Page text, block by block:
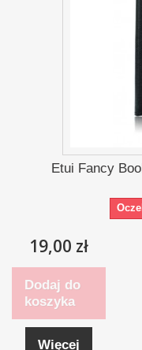
Etui Fancy
19,00 zł
Dodaj do
koszyka
Więcej